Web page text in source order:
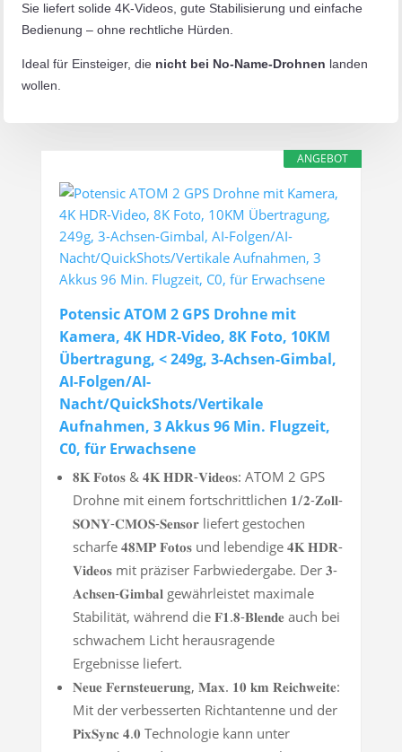
Sie liefert solide 4K-Videos, gute Stabilisierung und einfache
Bedienung – ohne rechtliche Hürden.
Ideal für Einsteiger, die nicht bei No-Name-Drohnen landen
wollen.
ANGEBOT
Potensic ATOM 2 GPS Drohne mit
Kamera, 4K HDR-Video, 8K Foto, 10KM
Übertragung, < 249g, 3-Achsen-Gimbal,
AI-Folgen/AI-
Nacht/QuickShots/Vertikale
Aufnahmen, 3 Akkus 96 Min. Flugzeit,
C0, für Erwachsene
𝟖𝐊 𝐅𝐨𝐭𝐨𝐬 & 𝟒𝐊 𝐇𝐃𝐑-𝐕𝐢𝐝𝐞𝐨𝐬: ATOM 2 GPS
Drohne mit einem fortschrittlichen 𝟏/𝟐-𝐙𝐨𝐥𝐥-
𝐒𝐎𝐍𝐘-𝐂𝐌𝐎𝐒-𝐒𝐞𝐧𝐬𝐨𝐫 liefert gestochen
scharfe 𝟒𝟖𝐌𝐏 𝐅𝐨𝐭𝐨𝐬 und lebendige 𝟒𝐊 𝐇𝐃𝐑-
𝐕𝐢𝐝𝐞𝐨𝐬 mit präziser Farbwiedergabe. Der 𝟑-
𝐀𝐜𝐡𝐬𝐞𝐧-𝐆𝐢𝐦𝐛𝐚𝐥 gewährleistet maximale
Stabilität, während die 𝐅𝟏.𝟖-𝐁𝐥𝐞𝐧𝐝𝐞 auch bei
schwachem Licht herausragende
Ergebnisse liefert.
𝐍𝐞𝐮𝐞 𝐅𝐞𝐫𝐧𝐬𝐭𝐞𝐮𝐞𝐫𝐮𝐧𝐠, 𝐌𝐚𝐱. 𝟏𝟎 𝐤𝐦 𝐑𝐞𝐢𝐜𝐡𝐰𝐞𝐢𝐭𝐞:
Mit der verbesserten Richtantenne und der
𝐏𝐢𝐱𝐒𝐲𝐧𝐜 𝟒.𝟎 Technologie kann unter